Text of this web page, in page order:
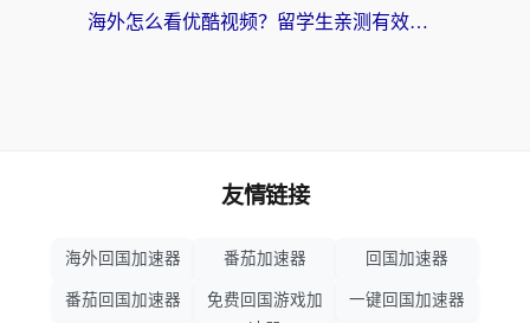
海外怎么看优酷视频？留学生亲测有效的回国加速器选择指南
友情链接
海外回国加速器 番茄加速器 回国加速器
番茄回国加速器
免费回国游戏加
一键回国加速器